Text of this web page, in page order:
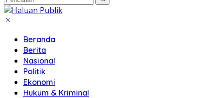
Beranda
Berita
Nasional
Politik
Ekonomi
Hukum & Kriminal